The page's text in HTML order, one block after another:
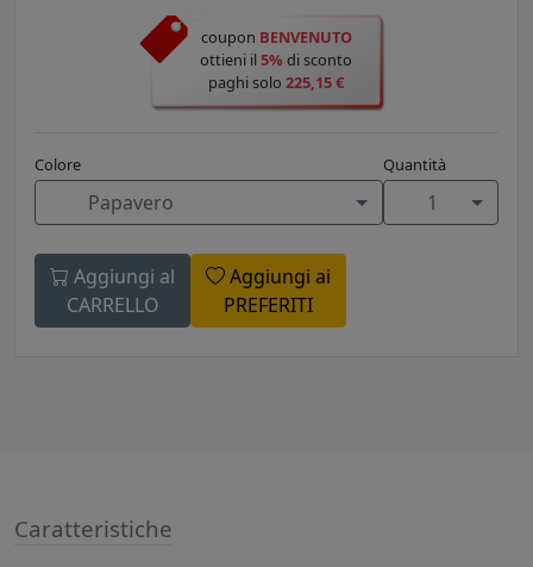
coupon BENVENUTO
ottieni il5% di sconto
paghi solo 225,15 €
Colore
Papavero
Quantità
1
Aggiungi al
CARRELLO
Aggiungi ai
PREFERITI
Caratteristiche